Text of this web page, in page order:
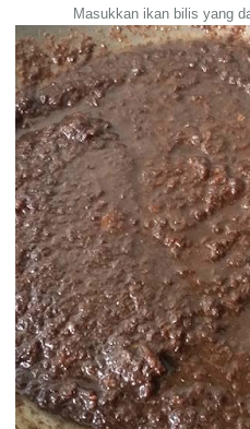
Masukkan ikan bilis yang